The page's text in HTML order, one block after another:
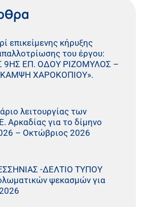
επικείμενης κήρυξης
του έργου:
9ΗΣ ΕΠ. ΟΔΟΥ ΡΙΖΟΜΥΛΟΣ –
ΧΑΡΟΚΟΠΙΟΥ».
λειτουργίας των
Αρκαδίας για το δίμηνο
– Οκτώβριος 2026
-ΔΕΛΤΙΟ ΤΥΠΟΥ
ψεκασμών για